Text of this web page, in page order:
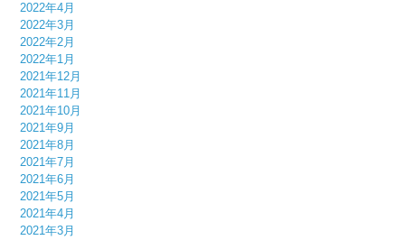
2022年4月
2022年3月
2022年2月
2022年1月
2021年12月
2021年11月
2021年10月
2021年9月
2021年8月
2021年7月
2021年6月
2021年5月
2021年4月
2021年3月